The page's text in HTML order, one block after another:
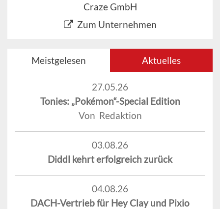
Craze GmbH
Zum Unternehmen
Meistgelesen Aktuelles
27.05.26
Tonies: „Pokémon“-Special Edition
Von Redaktion
03.08.26
Diddl kehrt erfolgreich zurück
04.08.26
DACH-Vertrieb für Hey Clay und Pixio